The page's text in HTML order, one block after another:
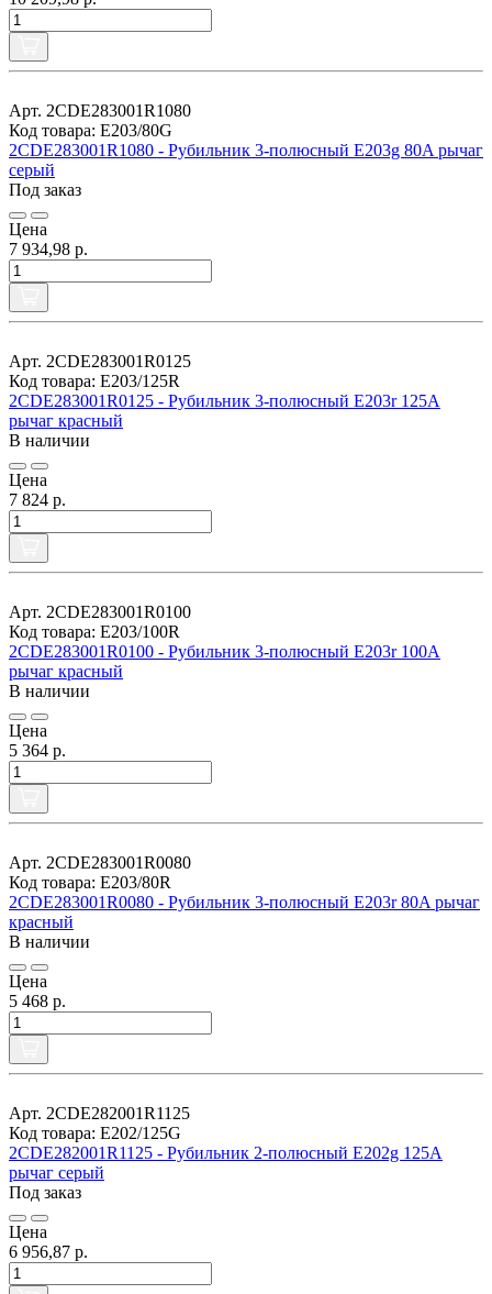
Арт. 2CDE283001R1080
Код товара: E203/80G
2CDE283001R1080 - Рубильник 3-полюсный E203g 80A рычаг
серый
Под заказ
Цена
7 934,98 р.
Арт. 2CDE283001R0125
Код товара: E203/125R
2CDE283001R0125 - Рубильник 3-полюсный E203r 125A
рычаг красный
В наличии
Цена
7 824 р.
Арт. 2CDE283001R0100
Код товара: E203/100R
2CDE283001R0100 - Рубильник 3-полюсный E203r 100A
рычаг красный
В наличии
Цена
5 364 р.
Арт. 2CDE283001R0080
Код товара: E203/80R
2CDE283001R0080 - Рубильник 3-полюсный E203r 80A рычаг
красный
В наличии
Цена
5 468 р.
Арт. 2CDE282001R1125
Код товара: E202/125G
2CDE282001R1125 - Рубильник 2-полюсный E202g 125A
рычаг серый
Под заказ
Цена
6 956,87 р.